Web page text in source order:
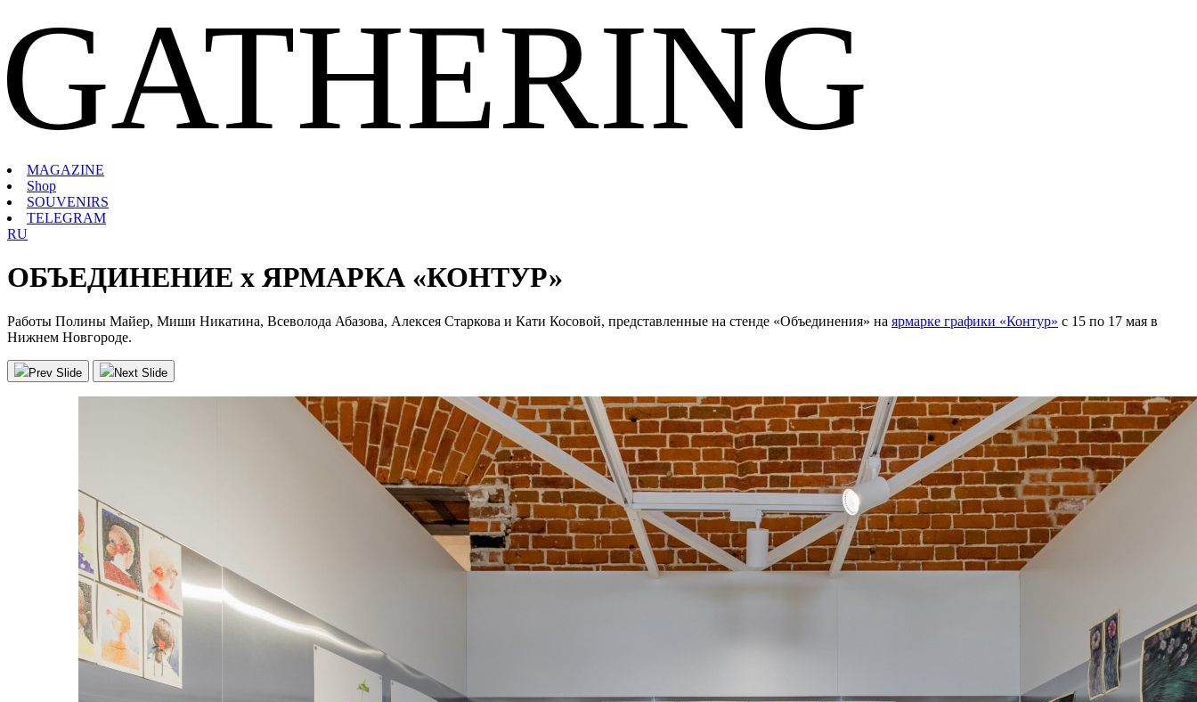
GATHERING
MAGAZINE
Shop
SOUVENIRS
TELEGRAM
RU
ОБЪЕДИНЕНИЕ х ЯРМАРКА «КОНТУР»
Работы Полины Майер, Миши Никатина, Всеволода Абазова, Алексея Старкова и Кати Косовой, представленные на стенде «Объединения» на ярмарке графики «Контур» с 15 по 17 мая в
Нижнем Новгороде.
Prev Slide Next Slide